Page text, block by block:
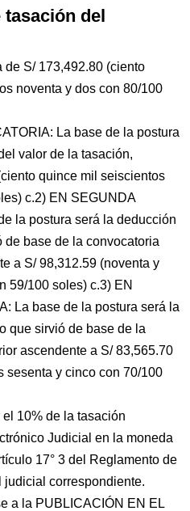
tasación del
de S/ 173,492.80 (ciento
noventa y dos con 80/100
La base de la postura
valor de la tasación,
quince mil seiscientos
c.2) EN SEGUNDA
la postura será la deducción
base de la convocatoria
a S/ 98,312.59 (noventa y
59/100 soles) c.3) EN
La base de la postura será la
que sirvió de base de la
ascendente a S/ 83,565.70
sesenta y cinco con 70/100
10% de la tasación
Judicial en la moneda
17° 3 del Reglamento de
judicial correspondiente.
a la PUBLICACIÓN EN EL